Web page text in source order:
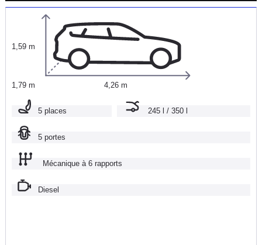
1,59 m
1,79 m 4,26 m
5 places 245 l / 350 l
5 portes
Mécanique à 6 rapports
Diesel